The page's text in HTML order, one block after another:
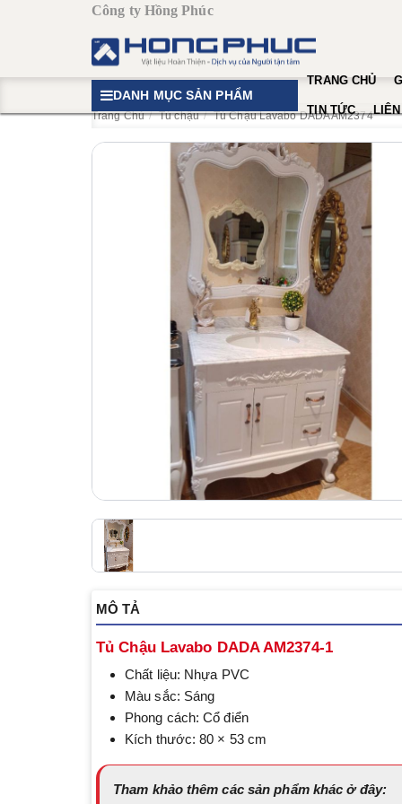
Công ty Hồng Phúc
DANH MỤC SẢN PHẨM
TRANG CHỦ
TIN TỨC
Trang Chủ Tủ chậu ​Tủ Chậu Lavabo DADA AM2374
MÔ TẢ
Tủ Chậu Lavabo DADA AM2374-1
Chất liệu: Nhựa PVC
Màu sắc: Sáng
Phong cách: Cổ điển
Kích thước: 80 × 53 cm
Tham khảo thêm các sản phẩm khác ở đây: